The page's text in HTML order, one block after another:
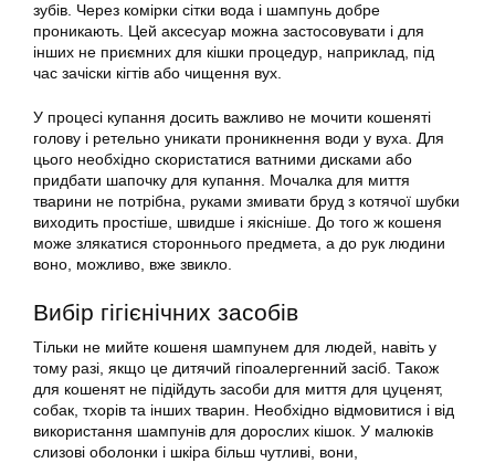
зубів. Через комірки сітки вода і шампунь добре
проникають. Цей аксесуар можна застосовувати і для
інших не приємних для кішки процедур, наприклад, під
час зачіски кігтів або чищення вух.
У процесі купання досить важливо не мочити кошеняті
голову і ретельно уникати проникнення води у вуха. Для
цього необхідно скористатися ватними дисками або
придбати шапочку для купання. Мочалка для миття
тварини не потрібна, руками змивати бруд з котячої шубки
виходить простіше, швидше і якісніше. До того ж кошеня
може злякатися стороннього предмета, а до рук людини
воно, можливо, вже звикло.
Вибір гігієнічних засобів
Тільки не мийте кошеня шампунем для людей, навіть у
тому разі, якщо це дитячий гіпоалергенний засіб. Також
для кошенят не підійдуть засоби для миття для цуценят,
собак, тхорів та інших тварин. Необхідно відмовитися і від
використання шампунів для дорослих кішок. У малюків
слизові оболонки і шкіра більш чутливі, вони,